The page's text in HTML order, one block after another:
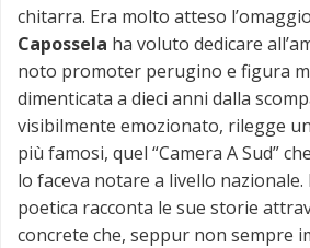
chitarra. Era molto atteso
Capossela ha voluto dedicare
noto promoter perugino e figura
dimenticata a dieci anni dalla
visibilmente emozionato, rilegge
più famosi, quel “Camera A Sud”
lo faceva notare a livello nazionale.
poetica racconta le sue storie
concrete che, seppur non sempre